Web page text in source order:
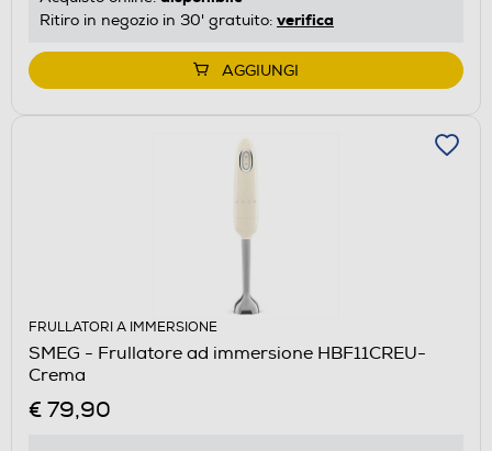
Ritiro in negozio in 30' gratuito: verifica
AGGIUNGI
FRULLATORI A IMMERSIONE
SMEG - Frullatore ad immersione HBF11CREU-
Crema
€ 79,90